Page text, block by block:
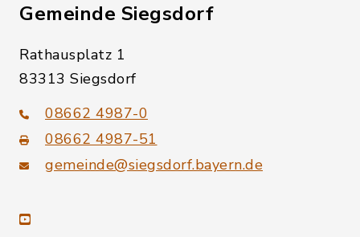
Gemeinde Siegsdorf
Rathausplatz 1
83313 Siegsdorf
08662 4987-0
08662 4987-51
gemeinde@siegsdorf.bayern.de
youtube